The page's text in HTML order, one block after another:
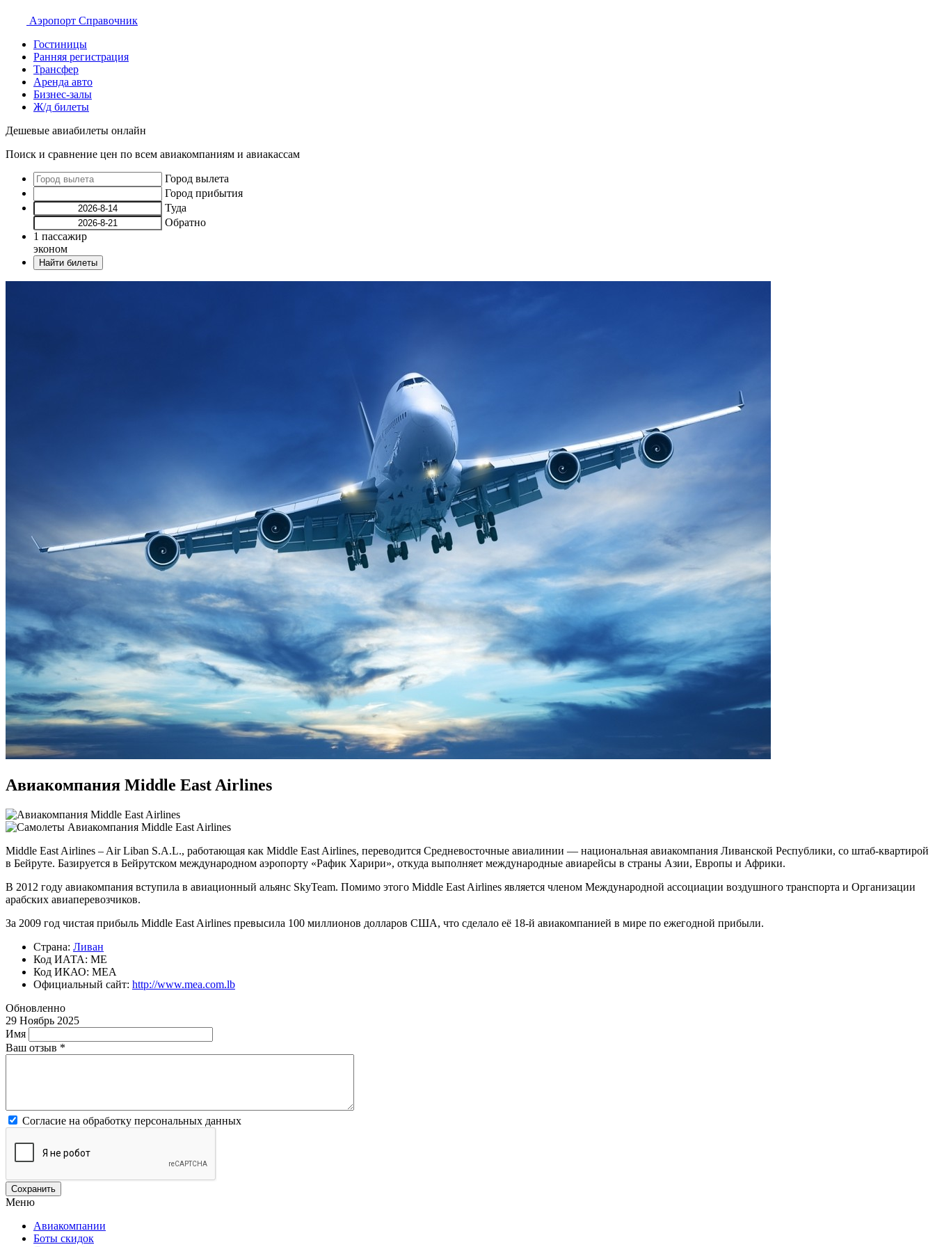
Аэропорт Справочник
Гостиницы
Ранняя регистрация
Трансфер
Аренда авто
Бизнес-залы
Ж/д билеты
Дешевые авиабилеты онлайн
Поиск и сравнение цен по всем авиакомпаниям и авиакассам
Город вылета
Город прибытия
Туда
Обратно
1 пассажир
эконом
Найти билеты
Авиакомпания Middle East Airlines
Middle East Airlines – Air Liban S.A.L., работающая как Middle East Airlines, переводится Средневосточные авиалинии — национальная авиакомпания Ливанской Республики, со штаб-квартирой
в Бейруте. Базируется в Бейрутском международном аэропорту «Рафик Харири», откуда выполняет международные авиарейсы в страны Азии, Европы и Африки.
В 2012 году авиакомпания вступила в авиационный альянс SkyTeam. Помимо этого Middle East Airlines является членом Международной ассоциации воздушного транспорта и Организации
арабских авиаперевозчиков.
За 2009 год чистая прибыль Middle East Airlines превысила 100 миллионов долларов США, что сделало её 18-й авиакомпанией в мире по ежегодной прибыли.
Страна: Ливан
Код ИАТА: ME
Код ИКАО: MEA
Официальный cайт: http://www.mea.com.lb
Обновленно
29 Ноябрь 2025
Имя
Ваш отзыв *
Согласие на обработку персональных данных
Меню
Авиакомпании
Боты скидок